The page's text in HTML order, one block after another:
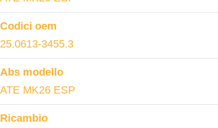
Codici oem
25.0613-3455.3
Abs modello
ATE MK26 ESP
Ricambio